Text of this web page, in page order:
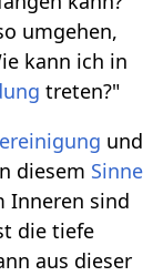
umgehen,
kann ich in
treten?"
und
diesem Sinne
Inneren sind
die tiefe
aus dieser